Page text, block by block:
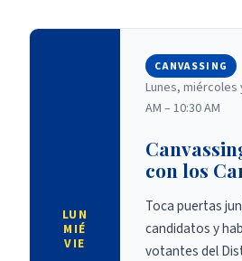
LUN
MIÉ
VIE
CANVASSING
Lunes,
AM – 10:30 AM
con los
Toca puertas
candidatos y
votantes del